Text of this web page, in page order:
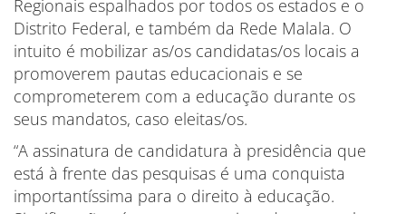
Regionais espalhados por todos os estados e o
Distrito Federal, e também da Rede Malala. O
intuito é mobilizar as/os candidatas/os locais a
promoverem pautas educacionais e se
comprometerem com a educação durante os
seus mandatos, caso eleitas/os.
“A assinatura de candidatura à presidência que
está à frente das pesquisas é uma conquista
importantíssima para o direito à educação.